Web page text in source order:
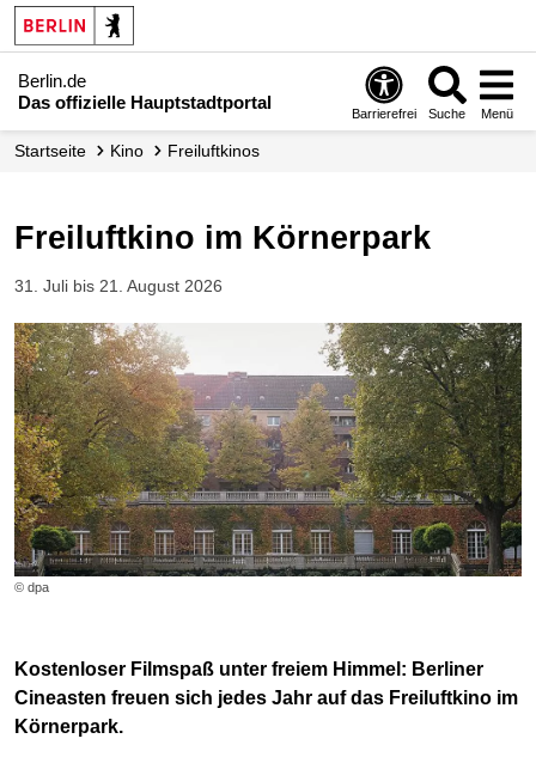
Berlin.de
Das offizielle Hauptstadtportal
Barrierefrei Suche Menü
Startseite Kino Freiluftkinos
Freiluftkino im Körnerpark
31. Juli bis 21. August 2026
© dpa
Kostenloser Filmspaß unter freiem Himmel: Berliner
Cineasten freuen sich jedes Jahr auf das Freiluftkino im
Körnerpark.